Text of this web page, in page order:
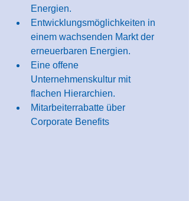
Energien.
Entwicklungsmöglichkeiten in
einem wachsenden Markt der
erneuerbaren Energien.
Eine offene
Unternehmenskultur mit
flachen Hierarchien.
Mitarbeiterrabatte über
Corporate Benefits